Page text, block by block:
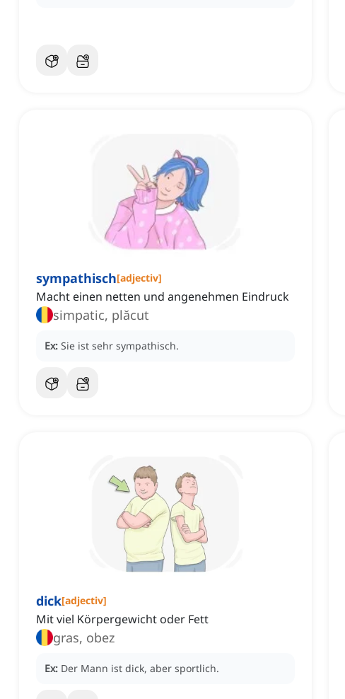
sympathisch[adjectiv]
Macht einen netten und angenehmen Eindruck
simpatic, plăcut
Ex: Sie ist sehr sympathisch.
dick[adjectiv]
Mit viel Körpergewicht oder Fett
gras, obez
Ex: Der Mann ist dick, aber sportlich.